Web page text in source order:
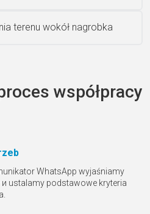
terenu wokół nagrobka
współpracy
WhatsApp wyjaśniamy
ustalamy podstawowe kryteria